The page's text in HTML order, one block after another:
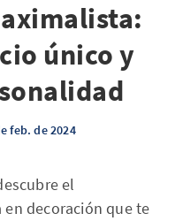
único y
feb. de 2024
el
decoración que te